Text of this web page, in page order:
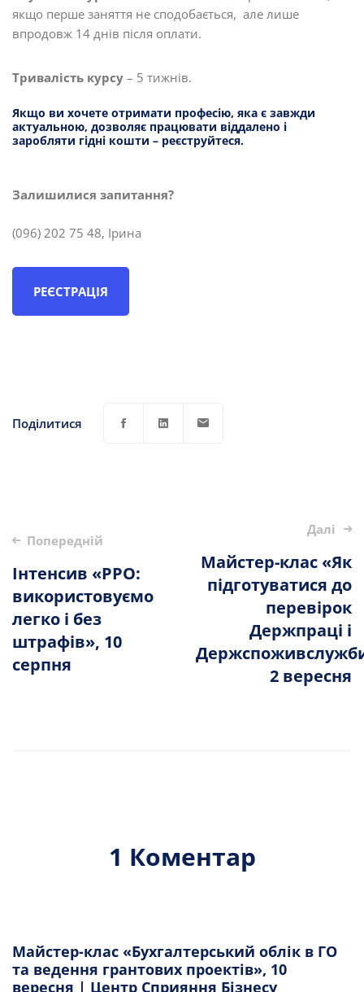
якщо перше заняття не сподобається, але лише
впродовж 14 днів після оплати.
Тривалість курсу – 5 тижнів.
Якщо ви хочете отримати професію, яка є завжди
актуальною, дозволяє працювати віддалено і
заробляти гідні кошти – реєструйтеся.
Залишилися запитання?
(096) 202 75 48, Ірина
РЕЄСТРАЦІЯ
Поділитися
Опублікувати
навігацію
Попередній
Інтенсив «РРО:
використовуємо
легко і без
штрафів», 10
серпня
Далі
Майстер-клас «Як
підготуватися до
перевірок
Держпраці і
2 вересня
1 Коментар
Майстер-клас «Бухгалтерський облік в ГО
та ведення грантових проектів», 10
вересня | Центр Сприяння Бізнесу